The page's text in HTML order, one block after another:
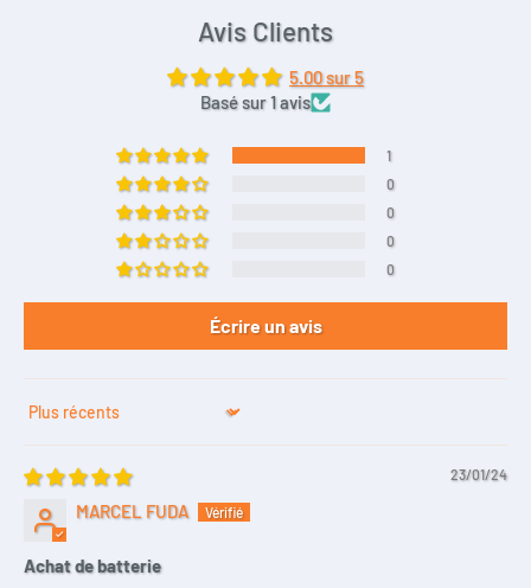
Avis Clients
5.00 sur 5
Basé sur 1 avis
1
0
0
0
0
Écrire un avis
Sort by
23/01/24
MARCEL FUDA
Achat de batterie